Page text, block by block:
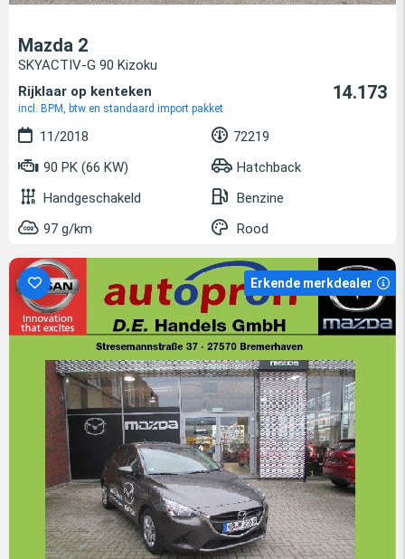
Mazda 2
SKYACTIV-G 90 Kizoku
Rijklaar op kenteken
incl. BPM, btw en standaard import pakket
14.173
11/2018
72219
90 PK (66 KW)
Hatchback
Handgeschakeld
Benzine
97 g/km
Rood
Erkende merkdealer